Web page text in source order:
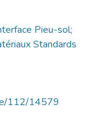
Pieu-sol;
Standards
112/14579